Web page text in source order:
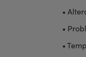
•
•
•